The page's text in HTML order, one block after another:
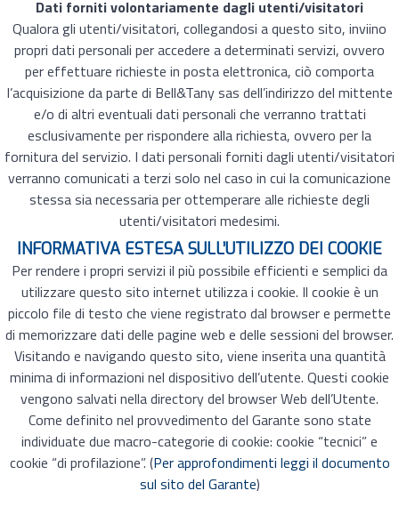
Dati forniti volontariamente dagli utenti/visitatori
Qualora gli utenti/visitatori, collegandosi a questo sito, inviino
propri dati personali per accedere a determinati servizi, ovvero
per effettuare richieste in posta elettronica, ciò comporta
l’acquisizione da parte di Bell&Tany sas dell’indirizzo del mittente
e/o di altri eventuali dati personali che verranno trattati
esclusivamente per rispondere alla richiesta, ovvero per la
fornitura del servizio. I dati personali forniti dagli utenti/visitatori
verranno comunicati a terzi solo nel caso in cui la comunicazione
stessa sia necessaria per ottemperare alle richieste degli
utenti/visitatori medesimi.
INFORMATIVA ESTESA SULL’UTILIZZO DEI COOKIE
Per rendere i propri servizi il più possibile efficienti e semplici da
utilizzare questo sito internet utilizza i cookie. Il cookie è un
piccolo file di testo che viene registrato dal browser e permette
di memorizzare dati delle pagine web e delle sessioni del browser.
Visitando e navigando questo sito, viene inserita una quantità
minima di informazioni nel dispositivo dell’utente. Questi cookie
vengono salvati nella directory del browser Web dell’Utente.
Come definito nel provvedimento del Garante sono state
individuate due macro-categorie di cookie: cookie “tecnici” e
cookie “di profilazione”. (Per approfondimenti leggi il documento
sul sito del Garante)